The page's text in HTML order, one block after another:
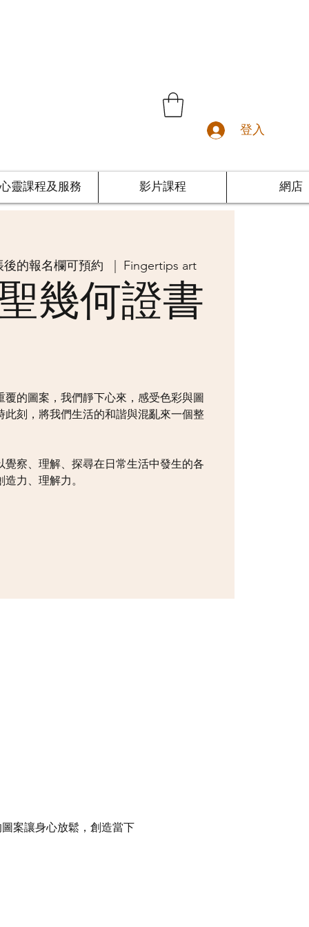
登入
靈課程及服務 影片課程 網店
的報名欄可預約 Fingertips art
幾何證書
的圖案，我們靜下心來，感受色彩與圖
此刻，將我們生活的和諧與混亂來一個整
覺察、理解、探尋在日常生活中發生的各
力、理解力。
案讓身心放鬆，創造當下